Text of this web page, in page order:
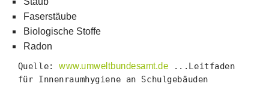
Faserstäube
Biologische Stoffe
Radon
Quelle:www.umweltbundesamt.de ...Leitfaden
für Innenraumhygiene an Schulgebäuden